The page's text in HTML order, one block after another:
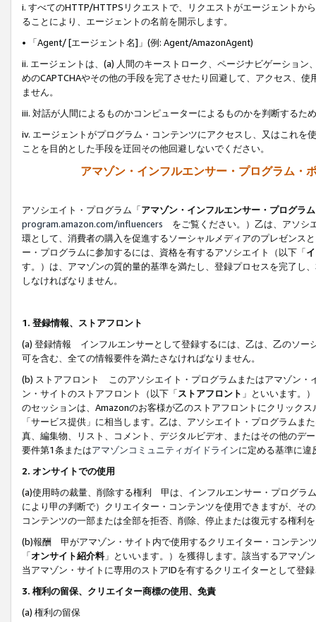
i. すべてのHTTP/HTTPSリクエストで、リクエストがエージェントか
ることにより、エージェントの名前を開示します。
• 「Agent/ [エージェント名]」(例: Agent/AmazonAgent)
ii. エージェントは、(a) 人間のキーストローク、ページナビゲーショ
めのCAPTCHAやその他の手段を完了させたり回避して、アクセス、
ません。
iii. 対話が人間によるものかコンピューターによるものかを判断するた
iv. エージェントがプログラム・コンテンツにアクセスし、又はこれ
ことを目的とした手段を迂回その他回避しないでください。
アマゾン・インフルエンサー・プログラム・
アソシエイト・プログラム「アマゾン・インフルエンサー・プログラム
program.amazon.com/influencers をご覧ください。）乙は、アソシ
環として、消費者の購入を促進するソーシャルメディアのプレゼンス
ー・プログラムに参加するには、資格を有するアソシエイト（以下「
す。）は、アマゾンの質的量的基準を満たし、登録プロセスを完了し、
しなければなりません。
1. 登録情報、ストアフロント
(a) 登録情報 インフルエンサーとして登録するには、乙は、乙のソー
可を含む、全ての情報要件を満たさなければなりません。
(b) ストアフロント このアソシエイト・プログラムまたはアマゾン・
ン・サイトのストアフロント（以下「ストアフロント 」といいます。
のセッションは、Amazonのお客様が乙のストアフロントにクリック
「サービス提供」に相当します。乙は、アソシエイト・プログラム
真、編集物、リスト、コメント、デジタルビデオ、またはその他のデ
要件第1条またはアマゾンコミュニティガイドラインに定める基準に違
2. オンサイトでの使用
(a)使用時の裁量、削除する権利 甲は、インフルエンサー・プログラ
により甲の判断で）クリエイター・コンテンツを使用できますが、そ
コンテンツの一部または全部を拒否、削除、停止または復元する権利
(b)報酬 甲がアマゾン・サイト内で使用するクリエイター・コンテン
「オンサイト紹介料」といいます。）を獲得します。該当するアマゾ
当アマゾン・サイトに専用のストアIDを有するクリエイターとして登
3. 権利の留保、クリエイター商標の使用、免責
(a) 権利の留保